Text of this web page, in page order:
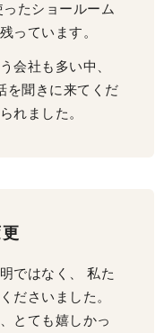
たショールーム
っています。
会社も多い中、
を聞きに来てくだ
れました。
ではなく、 私た
ださいました。
とても嬉しかっ